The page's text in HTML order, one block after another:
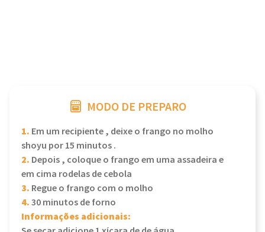
MODO DE PREPARO
1. Em um recipiente , deixe o frango no molho
shoyu por 15 minutos .
2. Depois , coloque o frango em uma assadeira e
em cima rodelas de cebola
3. Regue o frango com o molho
4.30 minutos de forno
Informações adicionais: